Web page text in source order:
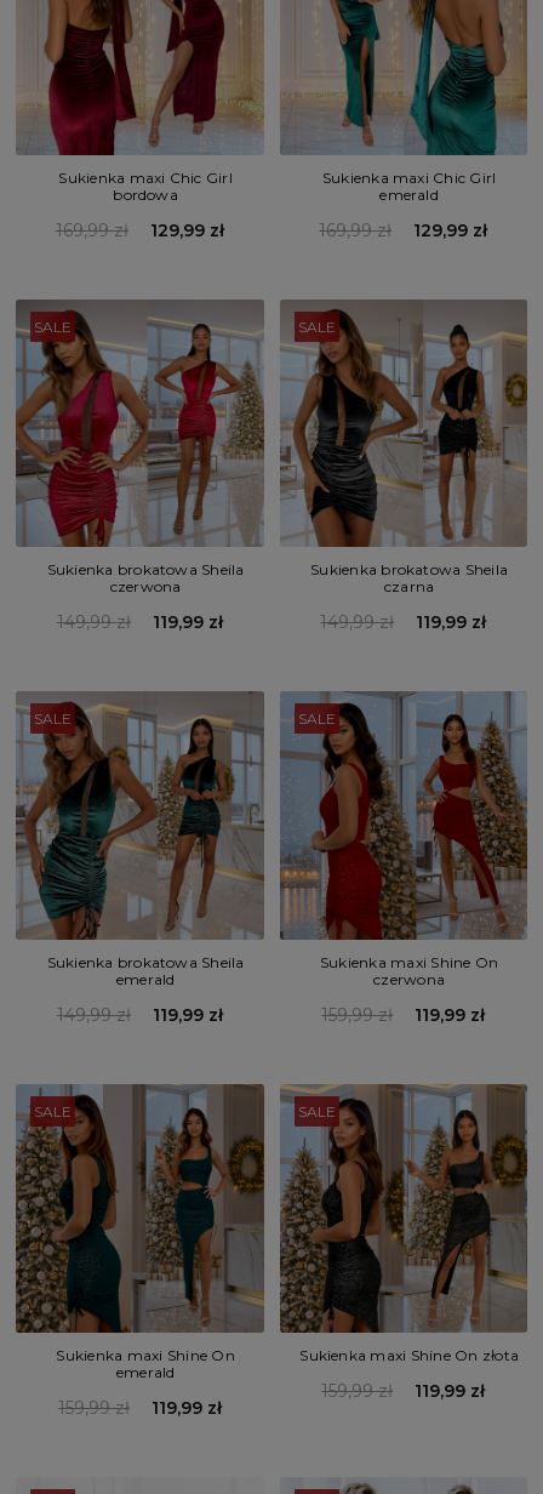
Sukienka maxi Chic Girl
bordowa
169,99 zł 129,99 zł
Sukienka maxi Chic Girl
emerald
169,99 zł 129,99 zł
SALE
Sukienka brokatowa Sheila
czerwona
149,99 zł 119,99 zł
SALE
Sukienka brokatowa Sheila
czarna
149,99 zł 119,99 zł
SALE
Sukienka brokatowa Sheila
emerald
149,99 zł 119,99 zł
SALE
Sukienka maxi Shine On
czerwona
159,99 zł 119,99 zł
SALE
Sukienka maxi Shine On
emerald
159,99 zł 119,99 zł
SALE
Sukienka maxi Shine On złota
159,99 zł 119,99 zł